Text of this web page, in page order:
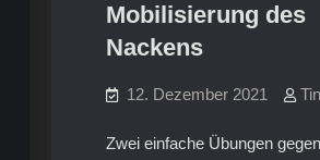
Mobilisierung des
Nackens
12. Dezember 2021
Zwei einfache Übungen